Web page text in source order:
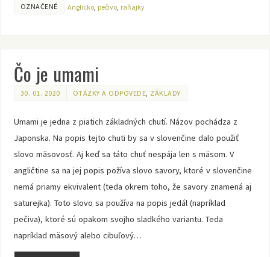
OZNAČENÉ Anglicko, pečivo, raňajky
Čo je umami
30. 01. 2020 OTÁZKY A ODPOVEDE, ZÁKLADY
Umami je jedna z piatich základných chutí. Názov pochádza z
Japonska. Na popis tejto chuti by sa v slovenčine dalo použiť
slovo mäsovosť. Aj keď sa táto chuť nespája len s mäsom. V
angličtine sa na jej popis požíva slovo savory, ktoré v slovenčine
nemá priamy ekvivalent (teda okrem toho, že savory znamená aj
saturejka). Toto slovo sa používa na popis jedál (napríklad
pečiva), ktoré sú opakom svojho sladkého variantu. Teda
napríklad mäsový alebo cibuľový…